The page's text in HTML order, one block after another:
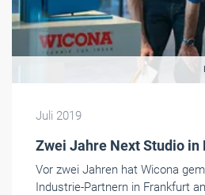
Juli 2019
Zwei Jahre Next Studio in
Vor zwei Jahren hat Wicona
Industrie-Partnern in Frankfurt